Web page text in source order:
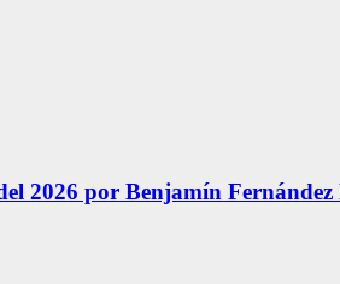
2026 por Benjamín Fernández